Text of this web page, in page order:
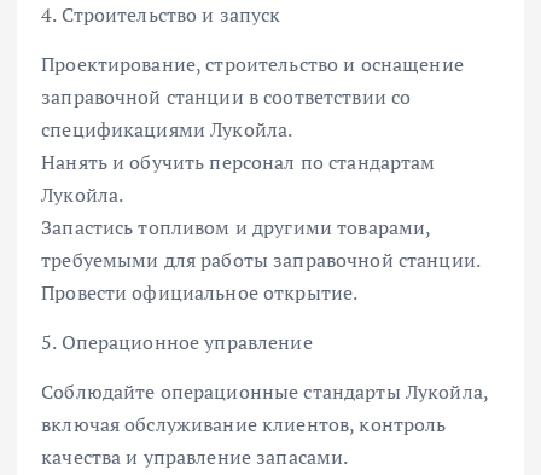
4. Строительство и запуск
Проектирование, строительство и оснащение
заправочной станции в соответствии со
спецификациями Лукойла.
Нанять и обучить персонал по стандартам
Лукойла.
Запастись топливом и другими товарами,
требуемыми для работы заправочной станции.
Провести официальное открытие.
5. Операционное управление
Соблюдайте операционные стандарты Лукойла,
включая обслуживание клиентов, контроль
качества и управление запасами.